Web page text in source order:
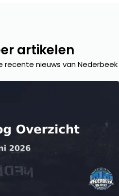
artikelen
nieuws van Nederbeek